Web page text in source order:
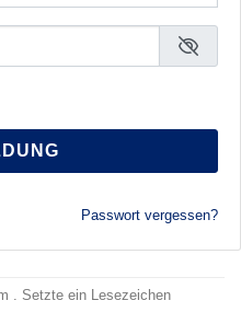
Passwort vergessen?
. Setzte ein Lesezeichen